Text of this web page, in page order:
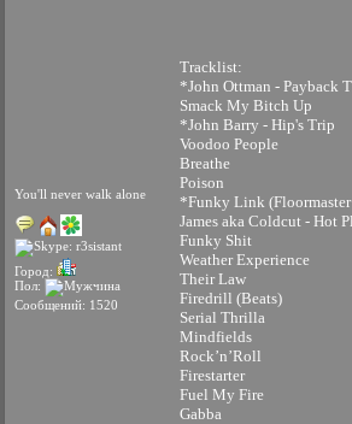
You'll never walk alone
Город:
Пол:
Сообщений: 1520
Tracklist:
*John Ottman - Payback
Smack My Bitch Up
*John Barry - Hip's Trip
Voodoo People
Breathe
Poison
*Funky Link
James aka Coldcut - Hot
Funky Shit
Weather Experience
Their Law
Firedrill (Beats)
Serial Thrilla
Mindfields
Rock’n’Roll
Firestarter
Fuel My Fire
Gabba